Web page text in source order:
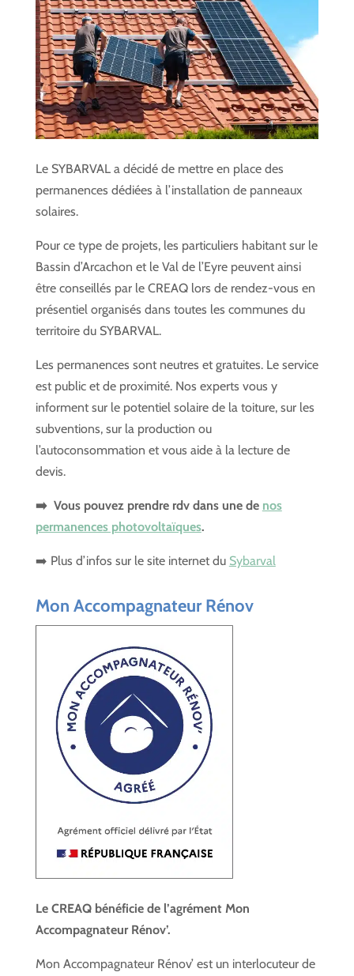
Le SYBARVAL a décidé de mettre en place des
permanences dédiées à l’installation de panneaux
solaires.
Pour ce type de projets, les particuliers habitant sur le
Bassin d’Arcachon et le Val de l’Eyre peuvent ainsi
être conseillés par le CREAQ lors de rendez-vous en
présentiel organisés dans toutes les communes du
territoire du SYBARVAL.
Les permanences sont neutres et gratuites. Le service
est public et de proximité. Nos experts vous y
informent sur le potentiel solaire de la toiture, sur les
subventions, sur la production ou
l’autoconsommation et vous aide à la lecture de
devis.
➡️ Vous pouvez prendre rdv dans une de nos
permanences photovoltaïques.
➡️ Plus d’infos sur le site internet du Sybarval
Mon Accompagnateur Rénov
Le CREAQ bénéficie de l’agrément Mon
Accompagnateur Rénov’.
Mon Accompagnateur Rénov’ est un interlocuteur de